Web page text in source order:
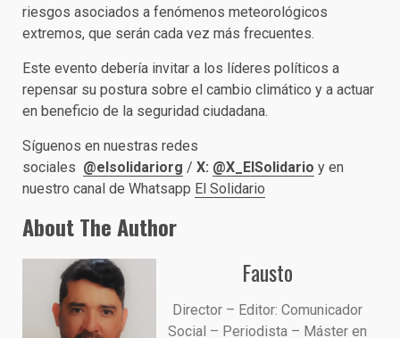
riesgos asociados a fenómenos meteorológicos
extremos, que serán cada vez más frecuentes.
Este evento debería invitar a los líderes políticos a
repensar su postura sobre el cambio climático y a actuar
en beneficio de la seguridad ciudadana.
Síguenos en nuestras redes
sociales @elsolidariorg / X: @X_ElSolidario y en
nuestro canal de Whatsapp El Solidario
About The Author
Fausto
Director – Editor: Comunicador
Social – Periodista – Máster en